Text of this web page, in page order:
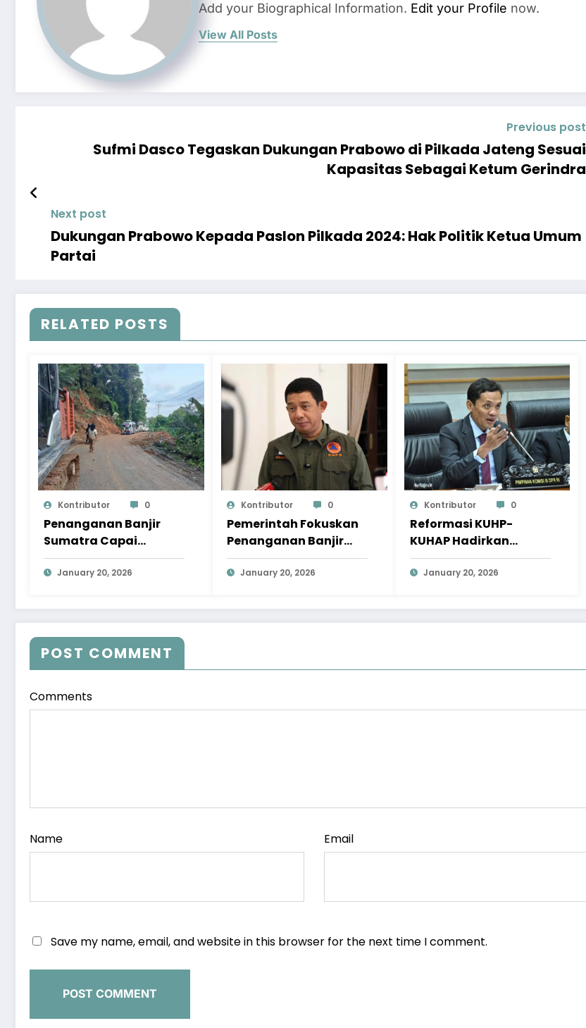
Add your Biographical Information. Edit your Profile now.
View All Posts
Previous post
Sufmi Dasco Tegaskan Dukungan Prabowo di Pilkada Jateng Sesuai
Kapasitas Sebagai Ketum Gerindra
Next post
Dukungan Prabowo Kepada Paslon Pilkada 2024: Hak Politik Ketua Umum
Partai
RELATED POSTS
Kontributor 0
Penanganan Banjir
Sumatra Capai
Progres Signifikan,
Pemulihan Terus
January 20, 2026
Kontributor 0
Pemerintah Fokuskan
Penanganan Banjir
Sumatra pada
Pemulihan
January 20, 2026
Kontributor 0
Reformasi KUHP-
KUHAP Hadirkan
Wajah Hukum yang
Lebih Berkeadilan
January 20, 2026
POST COMMENT
Comments
Name Email
Save my name, email, and website in this browser for the next time I comment.